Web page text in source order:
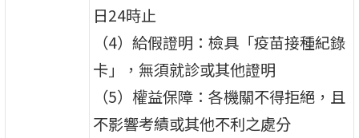
日24時止
（4）給假證明：檢具「疫苗接種紀錄
卡」，無須就診或其他證明
（5）權益保障：各機關不得拒絕，且
不影響考績或其他不利之處分